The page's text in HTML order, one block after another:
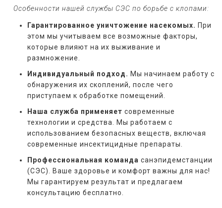
Особенности нашей службы СЭС по борьбе с клопами:
Гарантированное уничтожение насекомых. При
этом мы учитываем все возможные факторы,
которые влияют на их выживание и
размножение.
Индивидуальный подход. Мы начинаем работу с
обнаружения их скоплений, после чего
приступаем к обработке помещений.
Наша служба применяет современные
технологии и средства. Мы работаем с
использованием безопасных веществ, включая
современные инсектицидные препараты.
Профессиональная команда санэпидемстанции
(СЭС). Ваше здоровье и комфорт важны для нас!
Мы гарантируем результат и предлагаем
консультацию бесплатно.